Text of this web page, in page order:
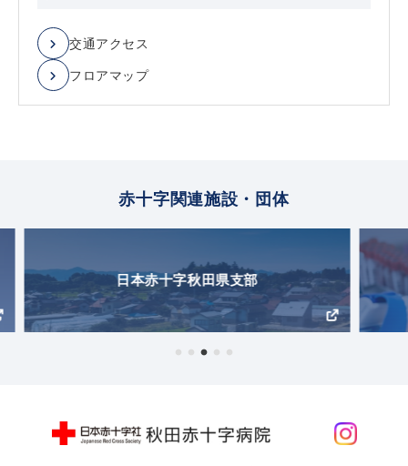
交通アクセス
フロアマップ
赤十字関連施設・団体
秋田県赤十字血液センター